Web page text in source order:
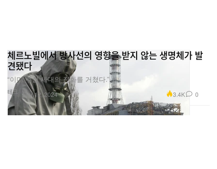
테크
체르노빌에서 방사선의 영향을 받지 않는 생명체가 발
견됐다
“이미 수십 세대의 진화를 거쳤다.”
Mar 12, 2024 3.4K 0